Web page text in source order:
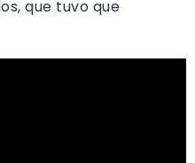
que tuvo que